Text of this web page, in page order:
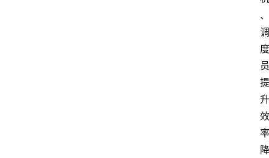
、
调
度
员
提
升
效
率
降